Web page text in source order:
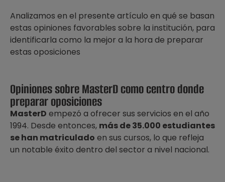
Analizamos en el presente artículo en qué se basan
estas opiniones favorables sobre la institución, para
identificarla como la mejor a la hora de preparar
estas oposiciones
Opiniones sobre MasterD como centro donde
preparar oposiciones
MasterD empezó a ofrecer sus servicios en el año
1994. Desde entonces, más de 35.000 estudiantes
se han matriculado en sus cursos, lo que refleja
un notable éxito dentro del sector a nivel nacional.